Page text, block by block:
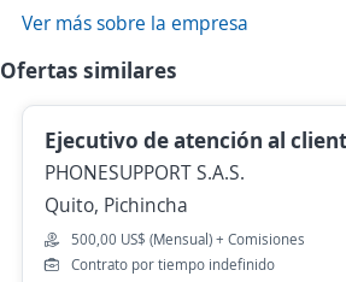
Ver más sobre la empresa
Ofertas similares
Ejecutivo de atención al
PHONESUPPORT S.A.S.
Quito, Pichincha
500,00 US$ (Mensual) + Comisiones
Contrato por tiempo indefinido